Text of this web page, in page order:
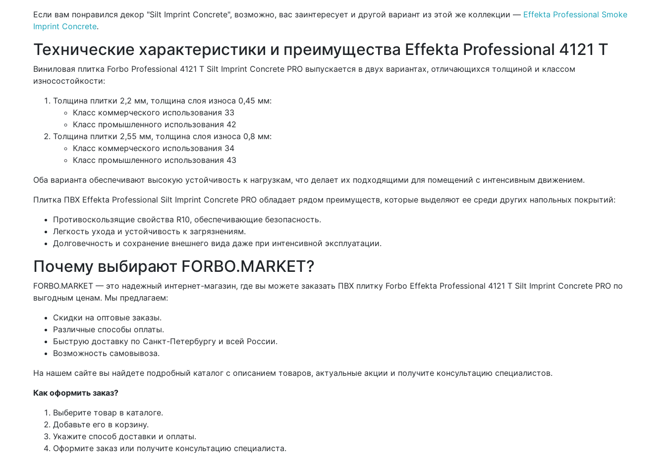
Если вам понравился декор "Silt Imprint Concrete", возможно, вас заинтересует и другой вариант из этой же коллекции — Effekta Professional Smoke
Imprint Concrete.
Технические характеристики и преимущества Effekta Professional 4121 T
Виниловая плитка Forbo Professional 4121 T Silt Imprint Concrete PRO выпускается в двух вариантах, отличающихся толщиной и классом
износостойкости:
Толщина плитки 2,2 мм, толщина слоя износа 0,45 мм:
Класс коммерческого использования 33
Класс промышленного использования 42
Толщина плитки 2,55 мм, толщина слоя износа 0,8 мм:
Класс коммерческого использования 34
Класс промышленного использования 43
Оба варианта обеспечивают высокую устойчивость к нагрузкам, что делает их подходящими для помещений с интенсивным движением.
Плитка ПВХ Effekta Professional Silt Imprint Concrete PRO обладает рядом преимуществ, которые выделяют ее среди других напольных покрытий:
Противоскользящие свойства R10, обеспечивающие безопасность.
Легкость ухода и устойчивость к загрязнениям.
Долговечность и сохранение внешнего вида даже при интенсивной эксплуатации.
Почему выбирают FORBO.MARKET?
FORBO.MARKET — это надежный интернет-магазин, где вы можете заказать ПВХ плитку Forbo Effekta Professional 4121 T Silt Imprint Concrete PRO по
выгодным ценам. Мы предлагаем:
Скидки на оптовые заказы.
Различные способы оплаты.
Быструю доставку по Санкт-Петербургу и всей России.
Возможность самовывоза.
На нашем сайте вы найдете подробный каталог с описанием товаров, актуальные акции и получите консультацию специалистов.
Как оформить заказ?
Выберите товар в каталоге.
Добавьте его в корзину.
Укажите способ доставки и оплаты.
Оформите заказ или получите консультацию специалиста.